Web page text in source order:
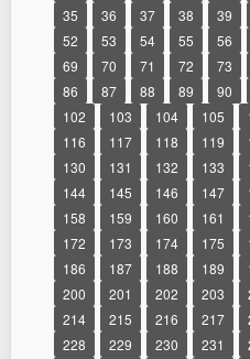
35
36 37 38 39
52
53 54 55 56
69
70 71 72 73
86
87 88 89 90
102
103 104 105
116
117 118 119
130
131 132 133
144
145 146 147
158
159 160 161
172
173 174 175
186
187 188 189
200
201 202 203
214
215 216 217
228
229 230 231